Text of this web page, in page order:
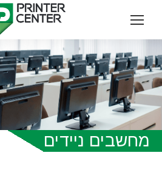
מחשבים ניידים